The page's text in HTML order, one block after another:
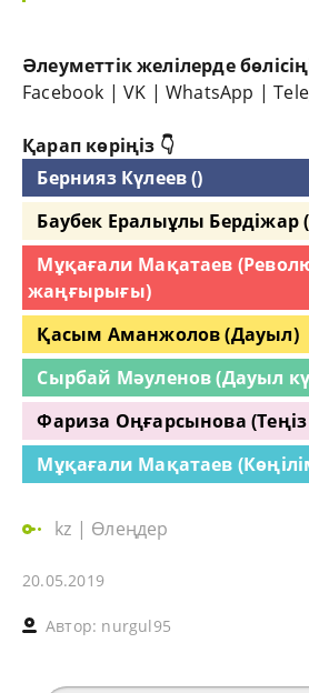
Әлеуметтік желілерде
Facebook |VK |WhatsApp |
Қарап көріңіз 👇
Бернияз Күлеев ()
Баубек Ералыұлы Бердіжар
Мұқағали Мақатаев
жаңғырығы)
Қасым Аманжолов (Дауыл)
Сырбай Мәуленов (Дауыл
Фариза Оңғарсынова
Мұқағали Мақатаев
kz | Өлеңдер
20.05.2019
Автор: nurgul95